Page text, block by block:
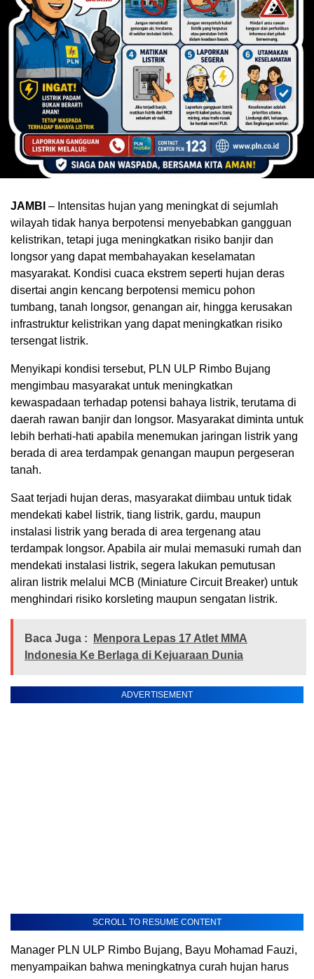
JAMBI – Intensitas hujan yang meningkat di sejumlah
wilayah tidak hanya berpotensi menyebabkan gangguan
kelistrikan, tetapi juga meningkatkan risiko banjir dan
longsor yang dapat membahayakan keselamatan
masyarakat. Kondisi cuaca ekstrem seperti hujan deras
disertai angin kencang berpotensi memicu pohon
tumbang, tanah longsor, genangan air, hingga kerusakan
infrastruktur kelistrikan yang dapat meningkatkan risiko
tersengat listrik.
Menyikapi kondisi tersebut, PLN ULP Rimbo Bujang
mengimbau masyarakat untuk meningkatkan
kewaspadaan terhadap potensi bahaya listrik, terutama di
daerah rawan banjir dan longsor. Masyarakat diminta untuk
lebih berhati-hati apabila menemukan jaringan listrik yang
berada di area terdampak genangan maupun pergeseran
tanah.
Saat terjadi hujan deras, masyarakat diimbau untuk tidak
mendekati kabel listrik, tiang listrik, gardu, maupun
instalasi listrik yang berada di area tergenang atau
terdampak longsor. Apabila air mulai memasuki rumah dan
mendekati instalasi listrik, segera lakukan pemutusan
aliran listrik melalui MCB (Miniature Circuit Breaker) untuk
menghindari risiko korsleting maupun sengatan listrik.
Baca Juga :
Menpora Lepas 17 Atlet MMA
Indonesia Ke Berlaga di Kejuaraan Dunia
ADVERTISEMENT
SCROLL TO RESUME CONTENT
Manager PLN ULP Rimbo Bujang, Bayu Mohamad Fauzi,
menyampaikan bahwa meningkatnya curah hujan harus